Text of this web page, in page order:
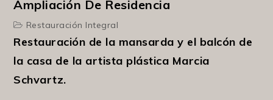
Ampliación De Residencia
Restauración Integral
Restauración de la mansarda y el balcón de
la casa de la artista plástica Marcia
Schvartz.